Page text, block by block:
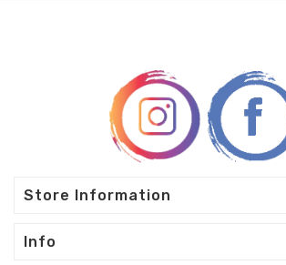
Store Information
Info